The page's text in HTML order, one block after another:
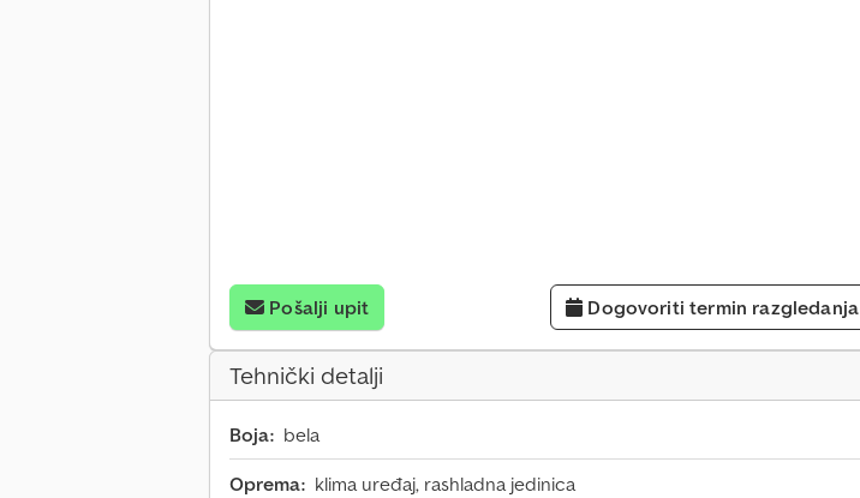
Pošalji upit Dogovoriti termin razgledanja
Tehnički detalji
Boja: bela
Oprema: klima uređaj, rashladna jedinica